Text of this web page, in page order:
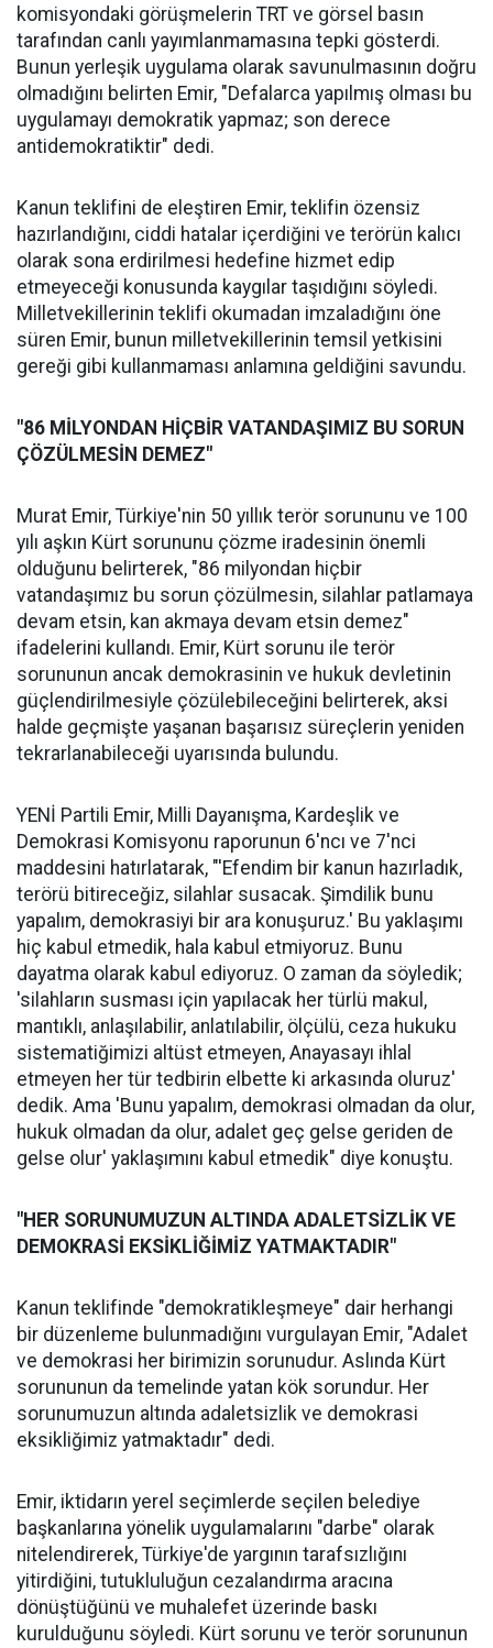
komisyondaki görüşmelerin TRT ve görsel basın
tarafından canlı yayımlanmamasına tepki gösterdi.
Bunun yerleşik uygulama olarak savunulmasının doğru
olmadığını belirten Emir, "Defalarca yapılmış olması bu
uygulamayı demokratik yapmaz; son derece
antidemokratiktir" dedi.
Kanun teklifini de eleştiren Emir, teklifin özensiz
hazırlandığını, ciddi hatalar içerdiğini ve terörün kalıcı
olarak sona erdirilmesi hedefine hizmet edip
etmeyeceği konusunda kaygılar taşıdığını söyledi.
Milletvekillerinin teklifi okumadan imzaladığını öne
süren Emir, bunun milletvekillerinin temsil yetkisini
gereği gibi kullanmaması anlamına geldiğini savundu.
"86 MİLYONDAN HİÇBİR VATANDAŞIMIZ BU SORUN
ÇÖZÜLMESİN DEMEZ"
Murat Emir, Türkiye'nin 50 yıllık terör sorununu ve 100
yılı aşkın Kürt sorununu çözme iradesinin önemli
olduğunu belirterek, "86 milyondan hiçbir
vatandaşımız bu sorun çözülmesin, silahlar patlamaya
devam etsin, kan akmaya devam etsin demez"
ifadelerini kullandı. Emir, Kürt sorunu ile terör
sorununun ancak demokrasinin ve hukuk devletinin
güçlendirilmesiyle çözülebileceğini belirterek, aksi
halde geçmişte yaşanan başarısız süreçlerin yeniden
tekrarlanabileceği uyarısında bulundu.
YENİ Partili Emir, Milli Dayanışma, Kardeşlik ve
Demokrasi Komisyonu raporunun 6'ncı ve 7'nci
maddesini hatırlatarak, "'Efendim bir kanun hazırladık,
terörü bitireceğiz, silahlar susacak. Şimdilik bunu
yapalım, demokrasiyi bir ara konuşuruz.' Bu yaklaşımı
hiç kabul etmedik, hala kabul etmiyoruz. Bunu
dayatma olarak kabul ediyoruz. O zaman da söyledik;
'silahların susması için yapılacak her türlü makul,
mantıklı, anlaşılabilir, anlatılabilir, ölçülü, ceza hukuku
sistematiğimizi altüst etmeyen, Anayasayı ihlal
etmeyen her tür tedbirin elbette ki arkasında oluruz'
dedik. Ama 'Bunu yapalım, demokrasi olmadan da olur,
hukuk olmadan da olur, adalet geç gelse geriden de
gelse olur' yaklaşımını kabul etmedik" diye konuştu.
"HER SORUNUMUZUN ALTINDA ADALETSİZLİK VE
DEMOKRASİ EKSİKLİĞİMİZ YATMAKTADIR"
Kanun teklifinde "demokratikleşmeye" dair herhangi
bir düzenleme bulunmadığını vurgulayan Emir, "Adalet
ve demokrasi her birimizin sorunudur. Aslında Kürt
sorununun da temelinde yatan kök sorundur. Her
sorunumuzun altında adaletsizlik ve demokrasi
eksikliğimiz yatmaktadır" dedi.
Emir, iktidarın yerel seçimlerde seçilen belediye
başkanlarına yönelik uygulamalarını "darbe" olarak
nitelendirerek, Türkiye'de yargının tarafsızlığını
yitirdiğini, tutukluluğun cezalandırma aracına
dönüştüğünü ve muhalefet üzerinde baskı
kurulduğunu söyledi. Kürt sorunu ve terör sorununun